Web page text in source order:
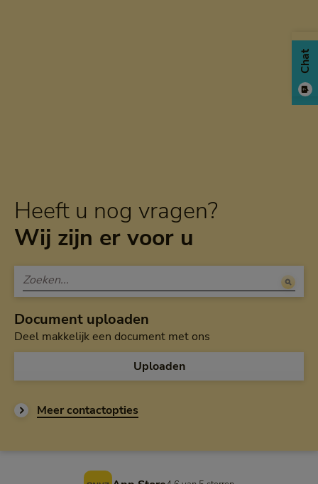
Heeft u nog vragen?
Wij zijn er voor u
Document uploaden
Deel makkelijk een document met ons
Uploaden
Meer contactopties
Chat